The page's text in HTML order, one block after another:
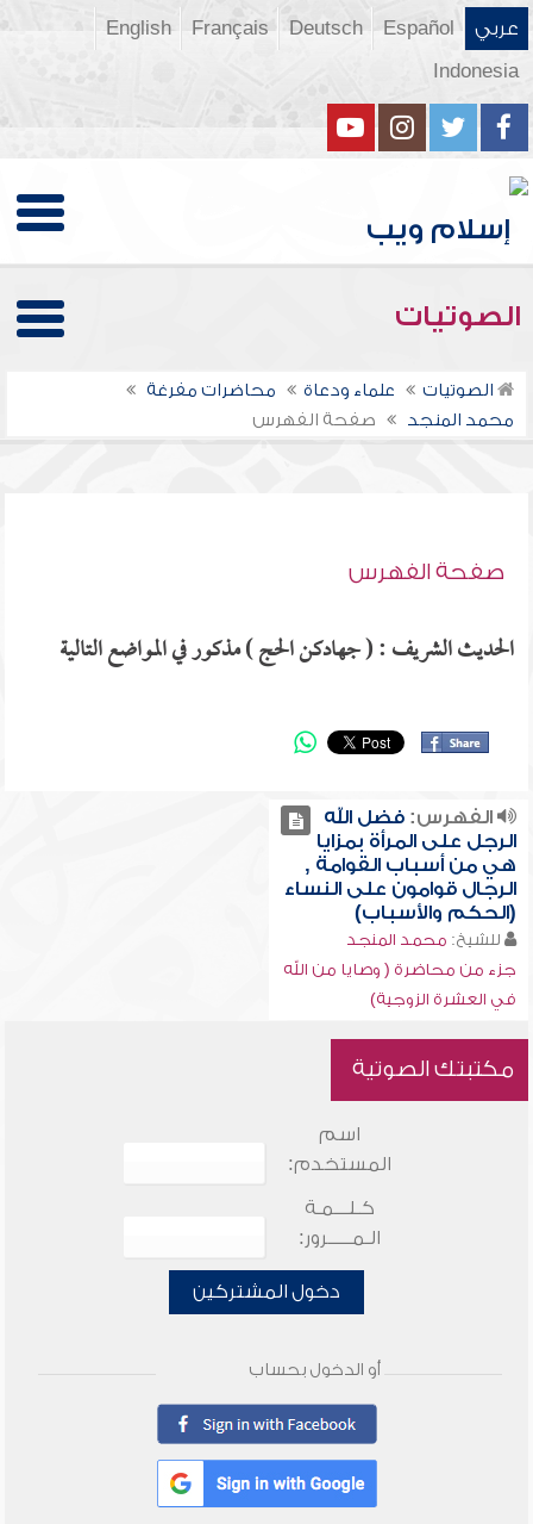
عربي Español
Deutsch
Français
English
Indonesia
الصوتيات
الصوتيات علماء ودعاة
محاضرات مفرغة
محمد المنجد
صفحة الفهرس
صفحة الفهرس
الحديث الشريف : ( جهادكن الحج ) مذكور في المواضع التالية
الفهرس:فضل الله
الرجل على المرأة بمزايا
هي من أسباب القوامة ,
الرجال قوامون على النساء
(الحكم والأسباب)
للشيخ: محمد المنجد
جزء من محاضرة ( وصايا من الله
في العشرة الزوجية)
مكتبتك الصوتية
اسم
المستخدم:
كـلـــمـة
الـمـــــرور:
دخول المشتركين
أو الدخول بحساب